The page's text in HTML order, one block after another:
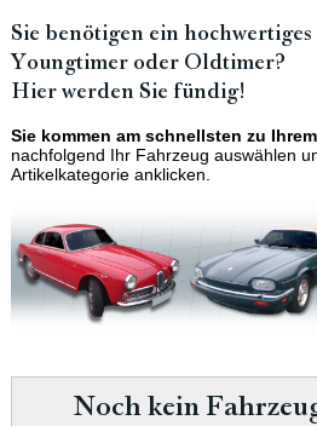
Sie benötigen ein
Youngtimer oder Oldtimer?
Hier werden Sie fündig!
Sie kommen am schnellsten zu
nachfolgend Ihr Fahrzeug auswählen
Artikelkategorie anklicken.
Noch kein